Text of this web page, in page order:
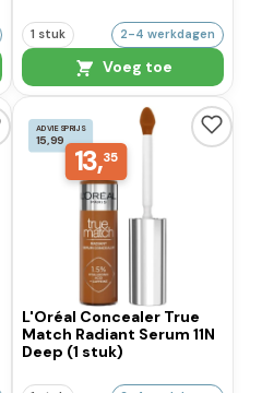
1 stuk 2-4 werkdagen
Voeg toe
ADVIESPRIJS
15,99
13,35
L'Oréal Concealer True
Match Radiant Serum 11N
Deep (1 stuk)